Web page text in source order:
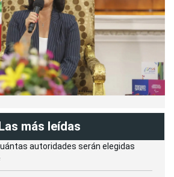
más leídas
autoridades serán elegidas